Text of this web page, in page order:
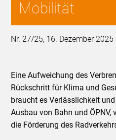
Mobilität
Nr. 27/25, 16. Dezember 2025
Eine Aufweichung des
Rückschritt für Klima und
braucht es Verlässlichkeit
Ausbau von Bahn und
die Förderung des